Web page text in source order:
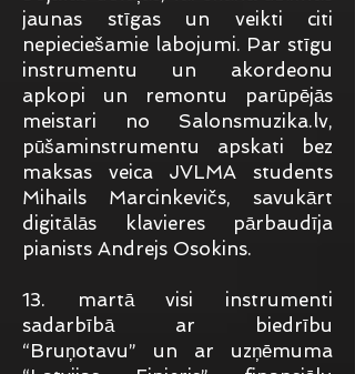
jaunas stīgas un veikti citi
nepieciešamie labojumi. Par stīgu
instrumentu un akordeonu
apkopi un remontu parūpējās
meistari no Salonsmuzika.lv,
pūšaminstrumentu apskati bez
maksas veica JVLMA students
Mihails Marcinkevičs, savukārt
digitālās klavieres pārbaudīja
pianists Andrejs Osokins.
13. martā visi instrumenti
sadarbībā ar biedrību
“Bruņotavu” un ar uzņēmuma